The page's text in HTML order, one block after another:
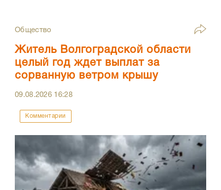
Общество
Житель Волгоградской области
целый год ждет выплат за
сорванную ветром крышу
09.08.2026 16:28
Комментарии